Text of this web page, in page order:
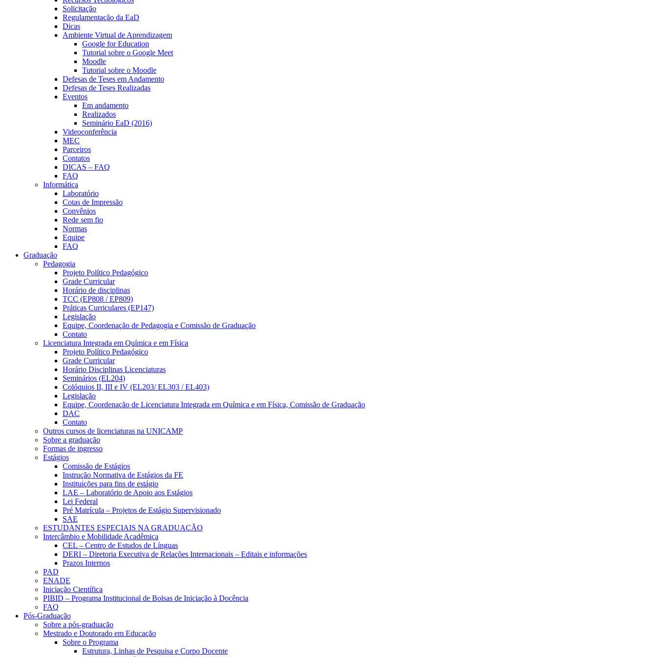
Solicitação
Regulamentação da EaD
Dicas
Ambiente Virtual de Aprendizagem
Google for Education
Tutorial sobre o Google Meet
Moodle
Tutorial sobre o Moodle
Defesas de Teses em Andamento
Defesas de Teses Realizadas
Eventos
Em andamento
Realizados
Seminário EaD (2016)
Videoconferência
MEC
Parceiros
Contatos
DICAS – FAQ
FAQ
Informática
Laboratório
Cotas de Impressão
Convênios
Rede sem fio
Normas
Equipe
FAQ
Graduação
Pedagogia
Projeto Político Pedagógico
Grade Curricular
Horário de disciplinas
TCC (EP808 / EP809)
Práticas Curriculares (EP147)
Legislação
Equipe, Coordenação de Pedagogia e Comissão de Graduação
Contato
Licenciatura Integrada em Química e em Física
Projeto Político Pedagógico
Grade Curricular
Horário Disciplinas Licenciaturas
Seminários (EL204)
Colóquios II, III e IV (EL203/ EL303 / EL403)
Legislação
Equipe, Coordenação de Licenciatura Integrada em Química e em Física, Comissão de Graduação
DAC
Contato
Outros cursos de licenciaturas na UNICAMP
Sobre a graduação
Formas de ingresso
Estágios
Comissão de Estágios
Instrução Normativa de Estágios da FE
Instituições para fins de estágio
LAE – Laboratório de Apoio aos Estágios
Lei Federal
Pré Matrícula – Projetos de Estágio Supervisionado
SAE
ESTUDANTES ESPECIAIS NA GRADUAÇÃO
Intercâmbio e Mobilidade Acadêmica
CEL – Centro de Estudos de Línguas
DERI – Diretoria Executiva de Relações Internacionais – Editais e informações
Prazos Internos
PAD
ENADE
Iniciação Científica
PIBID – Programa Institucional de Bolsas de Iniciação à Docência
FAQ
Pós-Graduação
Sobre a pós-graduação
Mestrado e Doutorado em Educação
Sobre o Programa
Estrutura, Linhas de Pesquisa e Corpo Docente